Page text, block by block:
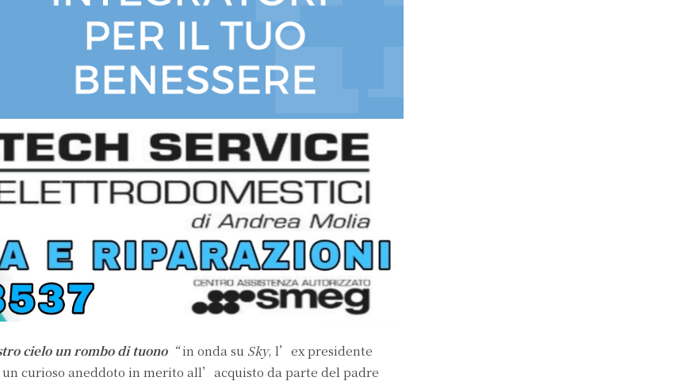
cielo un rombo di tuono“in onda su Sky, l’ex presidente
un curioso aneddoto in merito all’acquisto da parte del padre